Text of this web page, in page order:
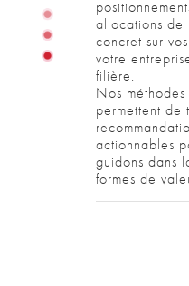
allocations de
concret sur
votre
filière.
Nos
permettent de
actionnables
guidons dans